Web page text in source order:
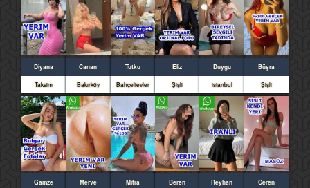
Diyana
Taksim
Canan
Bakırköy
Tutku
Bahçelievler
Eliz
Şişli
Duygu
istanbul
Büşra
Şişli
Gamze Merve Mitra Beren Reyhan Ceren